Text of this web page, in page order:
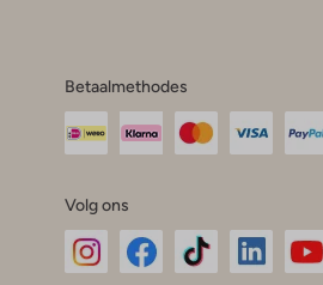
Betaalmethodes
Volg ons